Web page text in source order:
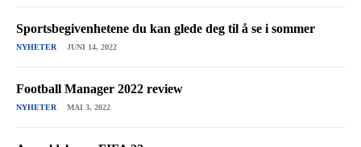
Sportsbegivenhetene du kan glede deg til å se i sommer
NYHETER JUNI 14, 2022
Football Manager 2022 review
NYHETER MAI 3, 2022